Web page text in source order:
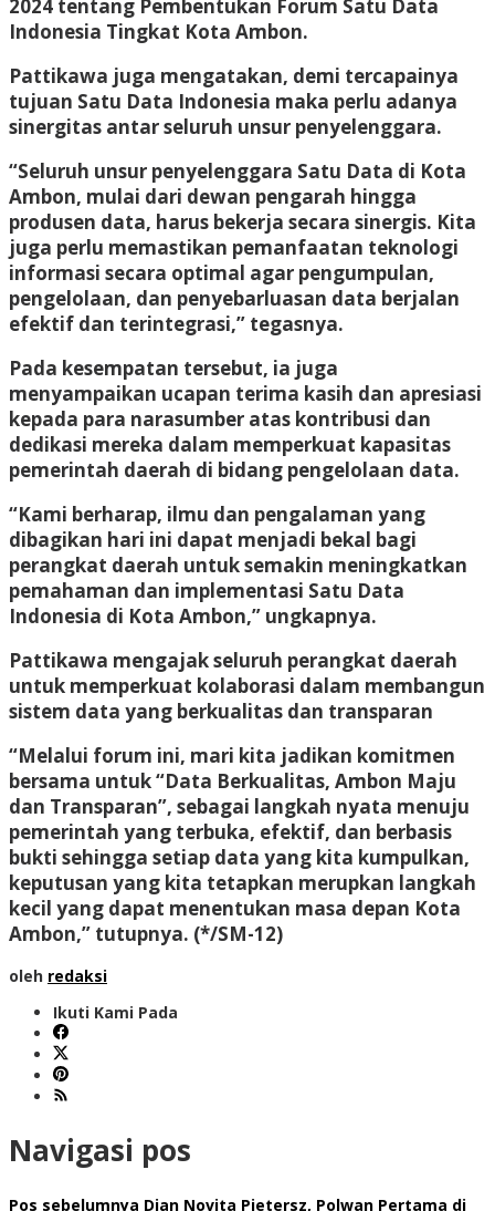
2024 tentang Pembentukan Forum Satu Data
Indonesia Tingkat Kota Ambon.
Pattikawa juga mengatakan, demi tercapainya
tujuan Satu Data Indonesia maka perlu adanya
sinergitas antar seluruh unsur penyelenggara.
“Seluruh unsur penyelenggara Satu Data di Kota
Ambon, mulai dari dewan pengarah hingga
produsen data, harus bekerja secara sinergis. Kita
juga perlu memastikan pemanfaatan teknologi
informasi secara optimal agar pengumpulan,
pengelolaan, dan penyebarluasan data berjalan
efektif dan terintegrasi,” tegasnya.
Pada kesempatan tersebut, ia juga
menyampaikan ucapan terima kasih dan apresiasi
kepada para narasumber atas kontribusi dan
dedikasi mereka dalam memperkuat kapasitas
pemerintah daerah di bidang pengelolaan data.
“Kami berharap, ilmu dan pengalaman yang
dibagikan hari ini dapat menjadi bekal bagi
perangkat daerah untuk semakin meningkatkan
pemahaman dan implementasi Satu Data
Indonesia di Kota Ambon,” ungkapnya.
Pattikawa mengajak seluruh perangkat daerah
untuk memperkuat kolaborasi dalam membangun
sistem data yang berkualitas dan transparan
“Melalui forum ini, mari kita jadikan komitmen
bersama untuk “Data Berkualitas, Ambon Maju
dan Transparan”, sebagai langkah nyata menuju
pemerintah yang terbuka, efektif, dan berbasis
bukti sehingga setiap data yang kita kumpulkan,
keputusan yang kita tetapkan merupkan langkah
kecil yang dapat menentukan masa depan Kota
Ambon,” tutupnya. (*/SM-12)
oleh redaksi
Ikuti Kami Pada
Navigasi pos
Pos sebelumnya Dian Novita Pietersz, Polwan Pertama di